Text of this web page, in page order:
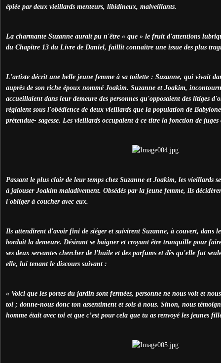
épiée par deux vieillards menteurs, libidineux, malveillants.
La charmante Suzanne aurait pu n'être « que » le fruit d'attentions
du Chapitre 13 du Livre de Daniel, faillit connaître une issue des plus
L'artiste décrit une belle jeune femme à sa toilette : Suzanne, qui vivait
auprès de son riche époux nommé Joakim. Suzanne et Joakim,
accueillaient dans leur demeure des personnes qu'opposaient des litiges
réglaient sous l'obédience de deux vieillards que la population de
prétendue- sagesse. Les vieillards occupaient à ce titre la fonction de juges
Passant le plus clair de leur temps chez Suzanne et Joakim, les vieillards
à jalouser Joakim maladivement. Obsédés par la jeune femme, ils
l'obliger à coucher avec eux.
Ils attendirent d'avoir fini de siéger et suivirent Suzanne, à couvert, dans
bordait la demeure. Désirant se baigner et croyant être tranquille pour
ses deux servantes chercher de l'huile et des parfums et dès qu'elle fut
elle, lui tenant le discours suivant :
« Voici que les portes du jardin sont fermées, personne ne nous voit et
toi ; donne-nous donc ton assentiment et sois à nous. Sinon, nous
homme était avec toi et que c’est pour cela que tu as renvoyé les jeunes